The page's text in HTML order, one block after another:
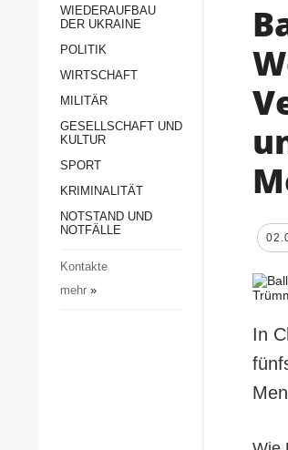
ALLE RUBRIKEN
Wiederaufbau der
Politik
Militär
Gesellschaft und Kultur
Notstand und Notfälle
WIEDERAUFBAU
DER UKRAINE
POLITIK
WIRTSCHAFT
MILITÄR
GESELLSCHAFT UND
KULTUR
SPORT
KRIMINALITÄT
NOTSTAND UND
NOTFÄLLE
Kontakte
mehr»
In